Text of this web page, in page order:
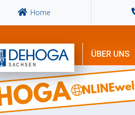
Home
ÜBER UNS